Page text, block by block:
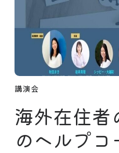
講演会
海外在住者
のヘルプ